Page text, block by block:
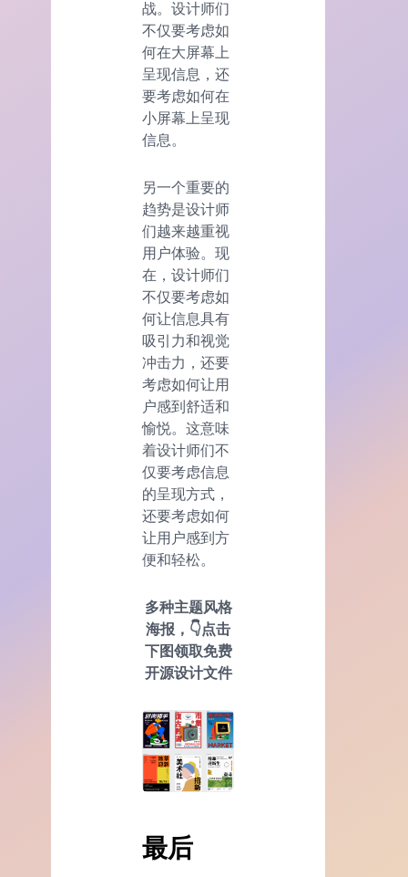
战。设计师们
不仅要考虑如
何在大屏幕上
呈现信息，还
要考虑如何在
小屏幕上呈现
信息。
另一个重要的
趋势是设计师
们越来越重视
用户体验。现
在，设计师们
不仅要考虑如
何让信息具有
吸引力和视觉
冲击力，还要
考虑如何让用
户感到舒适和
愉悦。这意味
着设计师们不
仅要考虑信息
的呈现方式，
还要考虑如何
让用户感到方
便和轻松。
多种主题风格
海报 ，👇点击
下图领取免费
开源设计文件
最后